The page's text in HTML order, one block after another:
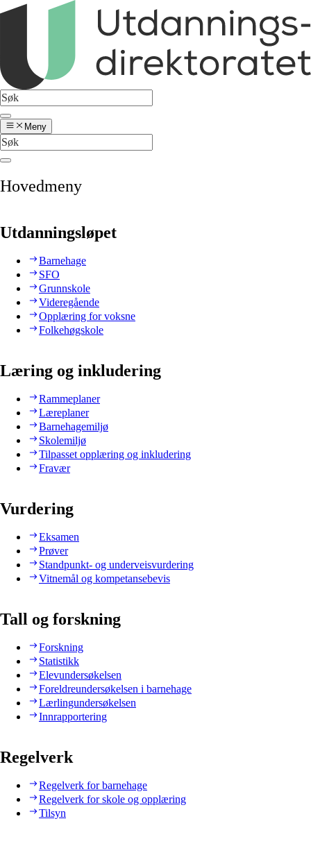
Meny
Hovedmeny
Utdanningsløpet
Barnehage
SFO
Grunnskole
Videregående
Opplæring for voksne
Folkehøgskole
Læring og inkludering
Rammeplaner
Læreplaner
Barnehagemiljø
Skolemiljø
Tilpasset opplæring og inkludering
Fravær
Vurdering
Eksamen
Prøver
Standpunkt- og underveisvurdering
Vitnemål og kompetansebevis
Tall og forskning
Forskning
Statistikk
Elevundersøkelsen
Foreldreundersøkelsen i barnehage
Lærlingundersøkelsen
Innrapportering
Regelverk
Regelverk for barnehage
Regelverk for skole og opplæring
Tilsyn